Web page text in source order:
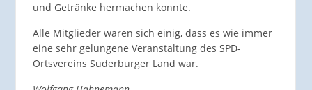
und Getränke hermachen konnte.
Alle Mitglieder waren sich einig, dass es wie immer
eine sehr gelungene Veranstaltung des SPD-
Ortsvereins Suderburger Land war.